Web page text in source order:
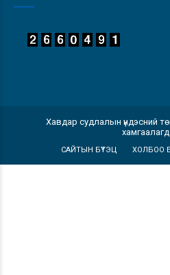
Хавдар судлалын үндэсний
САЙТЫН БҮТЭЦ ХОЛБОО